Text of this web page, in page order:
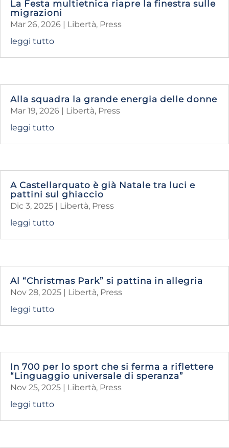
La Festa multietnica riapre la finestra sulle
migrazioni
Mar 26, 2026 | Libertà, Press
leggi tutto
Alla squadra la grande energia delle donne
Mar 19, 2026 | Libertà, Press
leggi tutto
A Castellarquato è già Natale tra luci e
pattini sul ghiaccio
Dic 3, 2025 | Libertà, Press
leggi tutto
Al “Christmas Park” si pattina in allegria
Nov 28, 2025 | Libertà, Press
leggi tutto
In 700 per lo sport che si ferma a riflettere
“Linguaggio universale di speranza”
Nov 25, 2025 | Libertà, Press
leggi tutto